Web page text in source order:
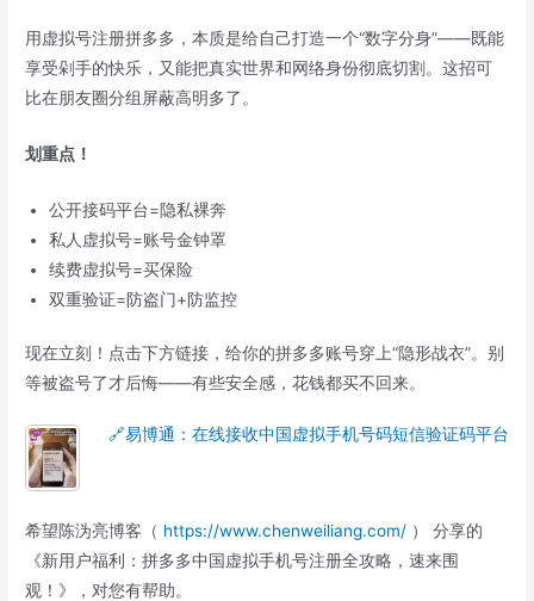
用虚拟号注册拼多多，本质是给自己打造一个“数字分身”——既能
享受剁手的快乐，又能把真实世界和网络身份彻底切割。这招可
比在朋友圈分组屏蔽高明多了。
划重点！
公开接码平台=隐私裸奔
私人虚拟号=账号金钟罩
续费虚拟号=买保险
双重验证=防盗门+防监控
现在立刻！点击下方链接，给你的拼多多账号穿上“隐形战衣”。别
等被盗号了才后悔——有些安全感，花钱都买不回来。
🔗易博通：在线接收中国虚拟手机号码短信验证码平台
希望陈沩亮博客（ https://www.chenweiliang.com/ ） 分享的
《新用户福利：拼多多中国虚拟手机号注册全攻略，速来围
观！》，对您有帮助。